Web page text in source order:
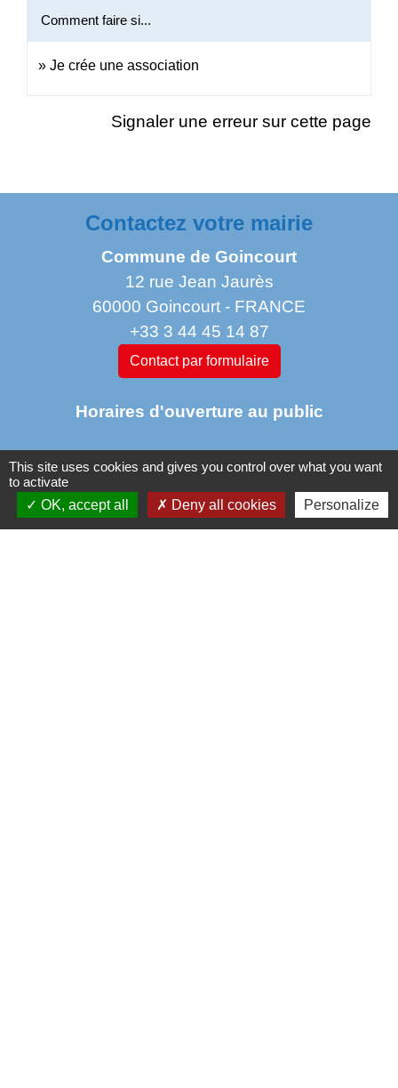
Comment faire si...
Je crée une association
Signaler une erreur sur cette page
Contactez votre mairie
Commune de Goincourt
12 rue Jean Jaurès
60000 Goincourt - FRANCE
+33 3 44 45 14 87
Contact par formulaire
Horaires d'ouverture au public
Lundi : 11 h à 14 h
Mardi de 14 h à 18h
jeudi de 14 h à 17 h 30
This site uses cookies and gives you control over what you want
to activate
OK, accept all
Deny all cookies Personalize